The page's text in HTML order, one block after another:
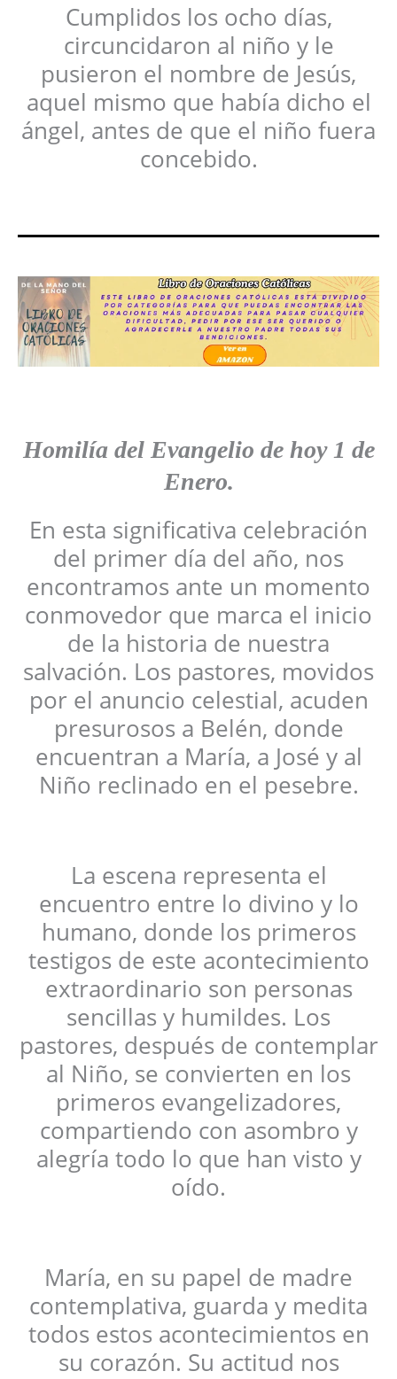
Cumplidos los ocho días,
circuncidaron al niño y le
pusieron el nombre de Jesús,
aquel mismo que había dicho el
ángel, antes de que el niño fuera
concebido.
Homilía del Evangelio de hoy 1 de
Enero.
En esta significativa celebración
del primer día del año, nos
encontramos ante un momento
conmovedor que marca el inicio
de la historia de nuestra
salvación. Los pastores, movidos
por el anuncio celestial, acuden
presurosos a Belén, donde
encuentran a María, a José y al
Niño reclinado en el pesebre.
La escena representa el
encuentro entre lo divino y lo
humano, donde los primeros
testigos de este acontecimiento
extraordinario son personas
sencillas y humildes. Los
pastores, después de contemplar
al Niño, se convierten en los
primeros evangelizadores,
compartiendo con asombro y
alegría todo lo que han visto y
oído.
María, en su papel de madre
contemplativa, guarda y medita
todos estos acontecimientos en
su corazón. Su actitud nos